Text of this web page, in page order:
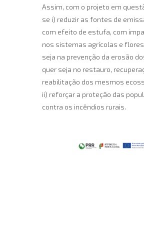
Assim, com o projeto em
se i) reduzir as fontes de
com efeito de estufa, com
nos sistemas agrícolas e
seja na prevenção da erosão
quer seja no restauro,
reabilitação dos mesmos
ii) reforçar a proteção das
contra os incêndios rurais.